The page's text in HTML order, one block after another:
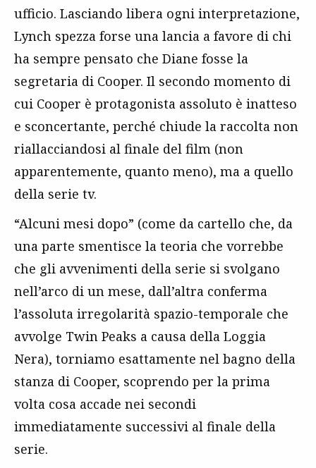
ufficio. Lasciando libera ogni interpretazione,
Lynch spezza forse una lancia a favore di chi
ha sempre pensato che Diane fosse la
segretaria di Cooper. Il secondo momento di
cui Cooper è protagonista assoluto è inatteso
e sconcertante, perché chiude la raccolta non
riallacciandosi al finale del film (non
apparentemente, quanto meno), ma a quello
della serie tv.
“Alcuni mesi dopo” (come da cartello che, da
una parte smentisce la teoria che vorrebbe
che gli avvenimenti della serie si svolgano
nell’arco di un mese, dall’altra conferma
l’assoluta irregolarità spazio-temporale che
avvolge Twin Peaks a causa della Loggia
Nera), torniamo esattamente nel bagno della
stanza di Cooper, scoprendo per la prima
volta cosa accade nei secondi
immediatamente successivi al finale della
serie.